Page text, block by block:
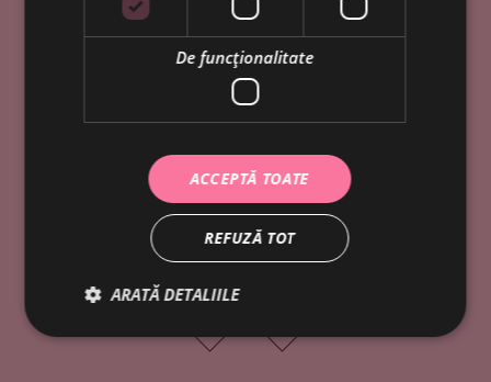
eat what you love
De funcţionalitate
ACCEPTĂ TOATE
REFUZĂ TOT
ARATĂ DETALIILE